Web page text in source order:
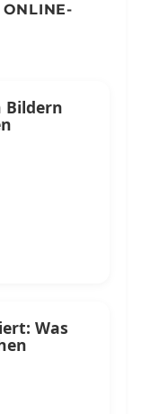
ONLINE-
Bildern
Was